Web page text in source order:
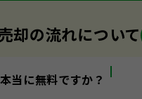
却の流れについて
当に無料ですか？